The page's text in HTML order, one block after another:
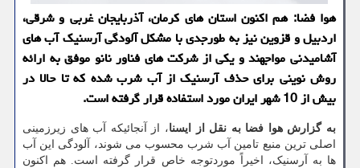
هوا فضا: هم اكنون استان های كرمان، آذربایجان غربی و شرقی،
اردبیل و قزوین نیز به طورجدی با مشكل آلودگی آرسنیك آب های
آشامیدنی مواجهند و یكی از شركت های فناور نانو موفق به ارائه
روش نوینی برای حذف آرسنیك از آب شرب شده كه تا حالا در
بیش از 10 شهر ایران مورد استفاده قرار گرفته است.
به گزارش هوا فضا به نقل از ایسنا، از آنجائیکه آب های زیرزمینی
اصلی ترین منبع تامین آب شرب محسوب می شوند، آلودگی این آب
ها به آرسنیک، اخیراً موردتوجه خاص قرار گرفته است. هم اکنون